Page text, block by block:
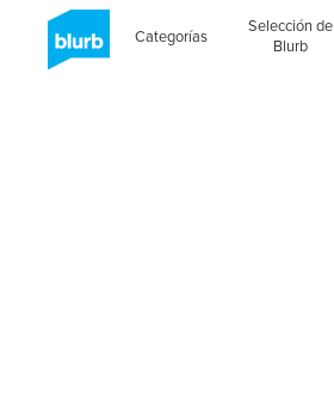
Categorías
Selección de
Blurb